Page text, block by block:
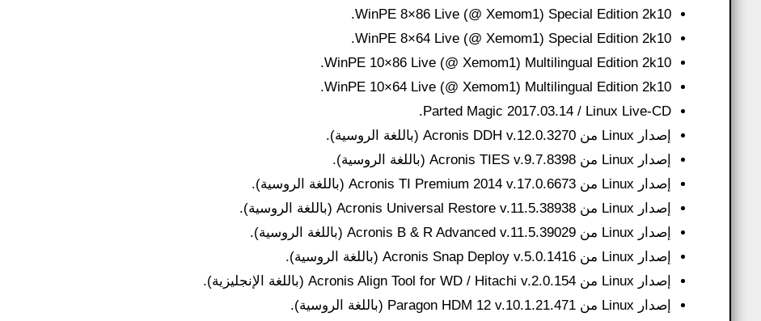
WinPE 8×86 Live (@ Xemom1) Special Edition 2k10.
WinPE 8×64 Live (@ Xemom1) Special Edition 2k10.
WinPE 10×86 Live (@ Xemom1) Multilingual Edition 2k10.
WinPE 10×64 Live (@ Xemom1) Multilingual Edition 2k10.
Parted Magic 2017.03.14 / Linux Live-CD.
إصدار Linux من Acronis DDH v.12.0.3270 (باللغة الروسية).
إصدار Linux من Acronis TIES v.9.7.8398 (باللغة الروسية).
إصدار Linux من Acronis TI Premium 2014 v.17.0.6673 (باللغة الروسية).
إصدار Linux من Acronis Universal Restore v.11.5.38938 (باللغة الروسية).
إصدار Linux من Acronis B & R Advanced v.11.5.39029 (باللغة الروسية).
إصدار Linux من Acronis Snap Deploy v.5.0.1416 (باللغة الروسية).
إصدار Linux من Acronis Align Tool for WD / Hitachi v.2.0.154 (باللغة الإنجليزية).
إصدار Linux من Paragon HDM 12 v.10.1.21.471 (باللغة الروسية).